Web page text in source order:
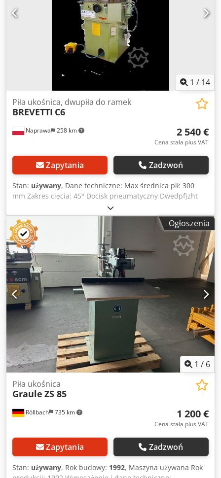
1 / 14
Naprawa 258 km
Piła ukośnica, dwupiła do ramek
BREVETTI C6
2 540 €
Cena stała plus VAT
Zapytania Zadzwoń
Stan: używany, Dane techniczne: Max średnica pił: 300
mm Zakres cięcia: 45° Docisk pneumatyczny Dwedpfjzht
Saex Ailsa Osłona pił Podnoszenie pił pneumatyczne
Ciśnienie robocze: 6 at. Wyłącznik bezpieczeństwa
Zasilanie: 400 V Moce silników: 2x1,5 kW
Ogłoszenia
1 / 6
Röllbach 735 km
Piła ukośnica
Graule ZS 85
1 200 €
Cena stała plus VAT
Zapytania Zadzwoń
Stan: używany, Rok budowy: 1992, Maszyna używana Rok